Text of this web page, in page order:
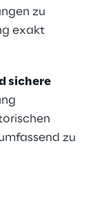
zu
exakt
sichere
zu